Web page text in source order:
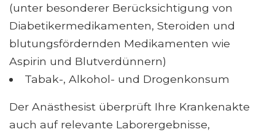
(unter besonderer Berücksichtigung von
Diabetikermedikamenten, Steroiden und
blutungsfördernden Medikamenten wie
Aspirin und Blutverdünnern)
Tabak-, Alkohol- und Drogenkonsum
Der Anästhesist überprüft Ihre Krankenakte
auch auf relevante Laborergebnisse,